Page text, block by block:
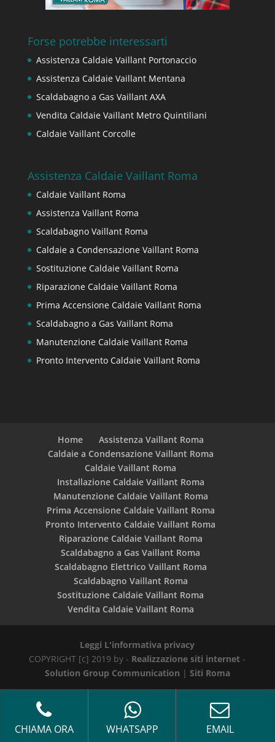
Forse potrebbe interessarti
Assistenza Caldaie Vaillant Portonaccio
Assistenza Caldaie Vaillant Mentana
Scaldabagno a Gas Vaillant AXA
Vendita Caldaie Vaillant Metro Quintiliani
Caldaie Vaillant Corcolle
Assistenza Caldaie Vaillant Roma
Caldaie Vaillant Roma
Assistenza Vaillant Roma
Scaldabagno Vaillant Roma
Caldaie a Condensazione Vaillant Roma
Sostituzione Caldaie Vaillant Roma
Riparazione Caldaie Vaillant Roma
Prima Accensione Caldaie Vaillant Roma
Scaldabagno a Gas Vaillant Roma
Manutenzione Caldaie Vaillant Roma
Pronto Intervento Caldaie Vaillant Roma
Home
Assistenza Vaillant Roma
Caldaie a Condensazione Vaillant Roma
Caldaie Vaillant Roma
Installazione Caldaie Vaillant Roma
Manutenzione Caldaie Vaillant Roma
Prima Accensione Caldaie Vaillant Roma
Pronto Intervento Caldaie Vaillant Roma
Riparazione Caldaie Vaillant Roma
Scaldabagno a Gas Vaillant Roma
Scaldabagno Elettrico Vaillant Roma
Scaldabagno Vaillant Roma
Sostituzione Caldaie Vaillant Roma
Vendita Caldaie Vaillant Roma
Leggi L'informativa privacy
COPYRIGHT [c] 2019 by - Realizzazione siti internet -
Solution Group Communication | Siti Roma
CHIAMA ORA WHATSAPP EMAIL